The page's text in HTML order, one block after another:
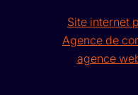
Site internet
Agence de
agence